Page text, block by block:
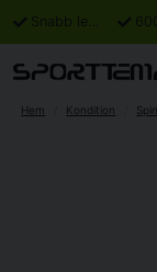
Snabb leverans
Hem Kondition